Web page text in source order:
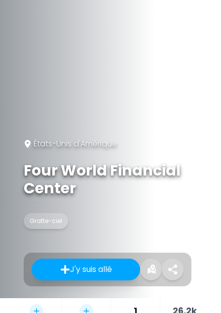
États-Unis d'Amérique
Four World Financial
Center
Gratte-ciel
J'y suis allé